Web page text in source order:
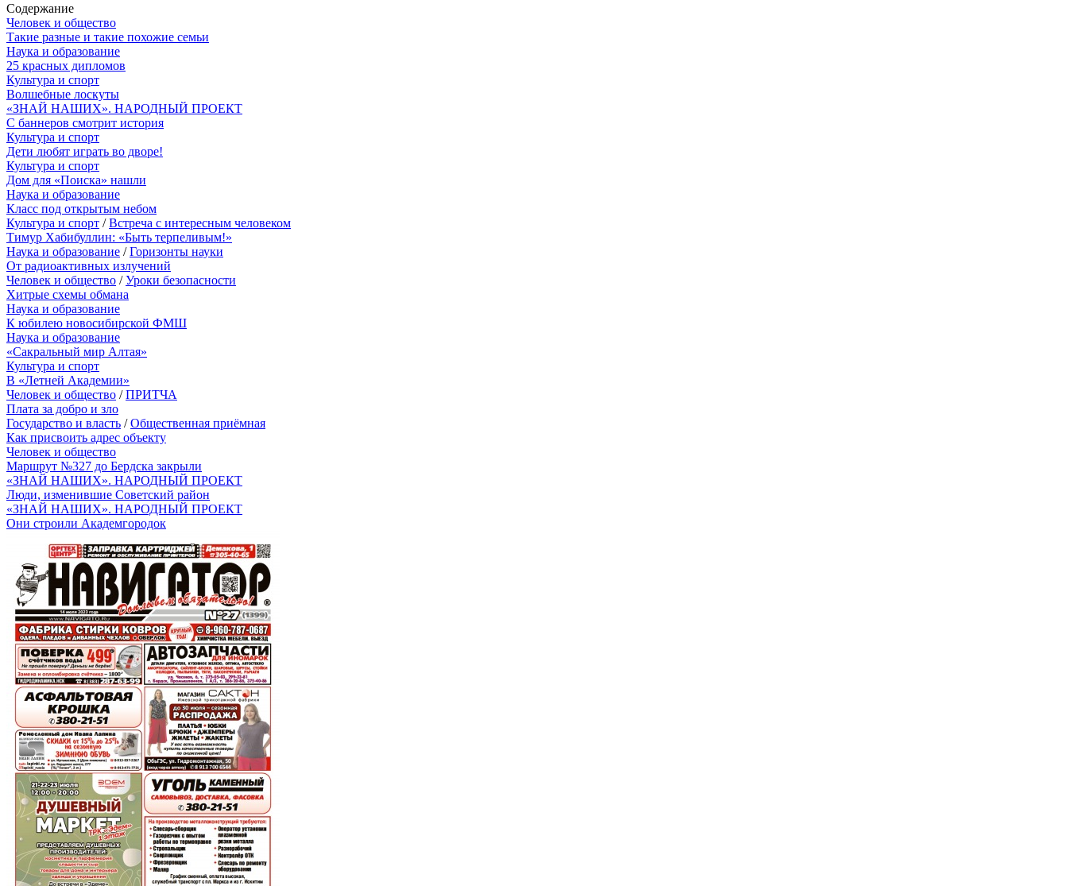
Содержание
Человек и общество
Такие разные и такие похожие семьи
Наука и образование
25 красных дипломов
Культура и спорт
Волшебные лоскуты
«ЗНАЙ НАШИХ». НАРОДНЫЙ ПРОЕКТ
С баннеров смотрит история
Культура и спорт
Дети любят играть во дворе!
Культура и спорт
Дом для «Поиска» нашли
Наука и образование
Класс под открытым небом
Культура и спорт /Встреча с интересным человеком
Тимур Хабибуллин: «Быть терпеливым!»
Наука и образование /Горизонты науки
От радиоактивных излучений
Человек и общество /Уроки безопасности
Хитрые схемы обмана
Наука и образование
К юбилею новосибирской ФМШ
Наука и образование
«Сакральный мир Алтая»
Культура и спорт
В «Летней Академии»
Человек и общество /ПРИТЧА
Плата за добро и зло
Государство и власть /Общественная приёмная
Как присвоить адрес объекту
Человек и общество
Маршрут №327 до Бердска закрыли
«ЗНАЙ НАШИХ». НАРОДНЫЙ ПРОЕКТ
Люди, изменившие Советский район
«ЗНАЙ НАШИХ». НАРОДНЫЙ ПРОЕКТ
Они строили Академгородок